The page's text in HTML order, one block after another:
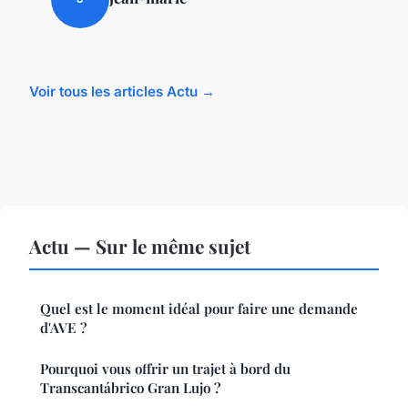
Voir tous les articles Actu →
Actu — Sur le même sujet
Quel est le moment idéal pour faire une demande
d'AVE ?
Pourquoi vous offrir un trajet à bord du
Transcantábrico Gran Lujo ?